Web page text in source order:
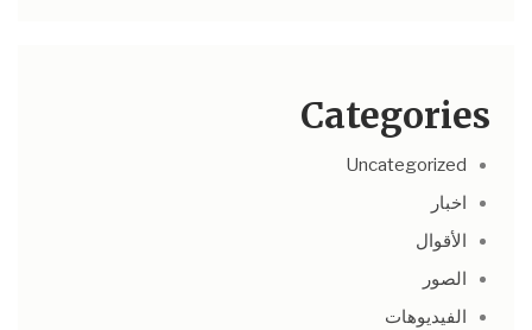
Categories
Uncategorized
اخبار
الأقوال
الصور
الفيديوهات